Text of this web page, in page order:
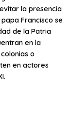
la presencia
Francisco se
de la Patria
en la
o
en actores